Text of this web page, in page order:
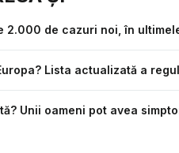
2.000 de cazuri noi, în
Lista actualizată a
Unii oameni pot avea